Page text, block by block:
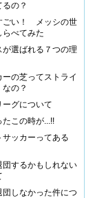
の？
ごい！ メッシの世
らべてみた
が選ばれる７つの理
ーの芝ってストライ
の？
ーグについて
この時が...!!
サッカーってある
団するかもしれない
団しなかった件につ